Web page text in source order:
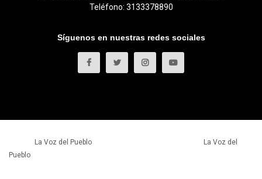
Teléfono: 3133378890
Síguenos en nuestras redes sociales
La Voz del Pueblo
La Voz del
Pueblo